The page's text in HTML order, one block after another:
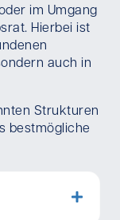
im Umgang
Hierbei ist
auch in
Strukturen
bestmögliche